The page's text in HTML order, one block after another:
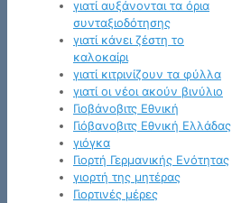
γιατί αυξάνονται τα όρια
συνταξιοδότησης
γιατί κάνει ζέστη το
καλοκαίρι
γιατί κιτρινίζουν τα φύλλα
γιατί οι νέοι ακούν βινύλιο
Γιοβάνοβιτς Εθνική
Γιόβανοβιτς Εθνική Ελλάδας
γιόγκα
Γιορτή Γερμανικής Ενότητας
γιορτή της μητέρας
Γιορτινές μέρες